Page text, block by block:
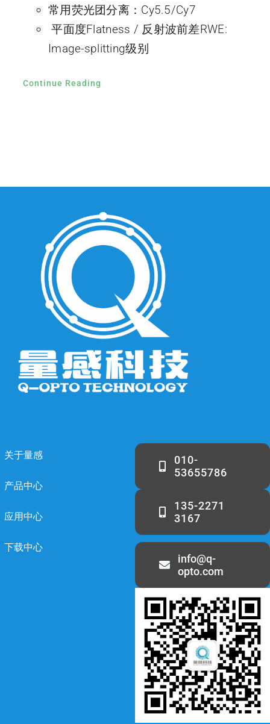
常用荧光团分离：Cy5.5/Cy7
平面度Flatness / 反射波前差RWE:
Image-splitting级别
Continue Reading
关于量感
产品中心
应用中心
下载中心
010-
53655786
135-2271
3167
info@q-
opto.com